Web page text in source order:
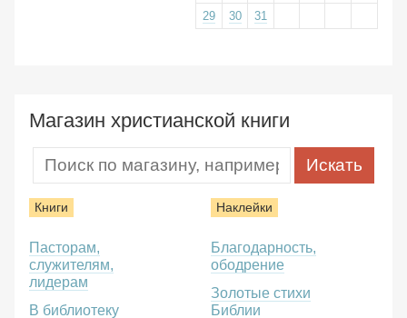
29
30 31
Магазин христианской книги
Книги
Пасторам,
служителям,
лидерам
В библиотеку
Наклейки
Благодарность,
ободрение
Золотые стихи
Библии